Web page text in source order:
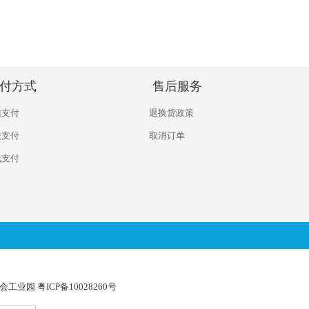
方式
付
付
付
售后服务
退换货政策
取消订单
工业园 粤ICP备10028260号